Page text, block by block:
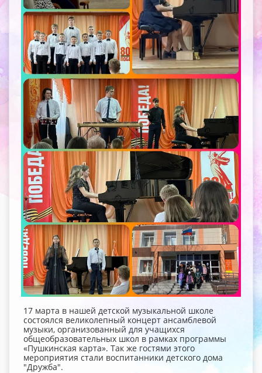
17 марта в нашей детской музыкальной школе
состоялся великолепный концерт ансамблевой
музыки, организованный для учащихся
общеобразовательных школ в рамках программы
«Пушкинская карта». Так же гостями этого
мероприятия стали воспитанники детского дома
"Дружба".